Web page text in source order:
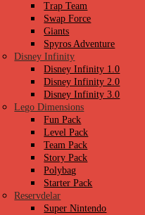
Trap Team
Swap Force
Giants
Spyros Adventure
Disney Infinity
Disney Infinity 1.0
Disney Infinity 2.0
Disney Infinity 3.0
Lego Dimensions
Fun Pack
Level Pack
Team Pack
Story Pack
Polybag
Starter Pack
Reservdelar
Super Nintendo